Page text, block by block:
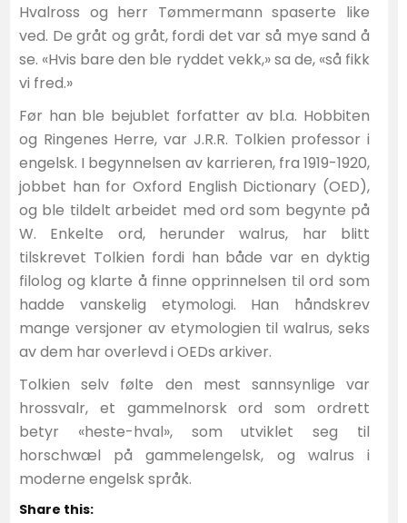
Hvalross og herr Tømmermann spaserte like
ved. De gråt og gråt, fordi det var så mye sand å
se. «Hvis bare den ble ryddet vekk,» sa de, «så fikk
vi fred.»
Før han ble bejublet forfatter av bl.a. Hobbiten
og Ringenes Herre, var J.R.R. Tolkien professor i
engelsk. I begynnelsen av karrieren, fra 1919-1920,
jobbet han for Oxford English Dictionary (OED),
og ble tildelt arbeidet med ord som begynte på
W. Enkelte ord, herunder walrus, har blitt
tilskrevet Tolkien fordi han både var en dyktig
filolog og klarte å finne opprinnelsen til ord som
hadde vanskelig etymologi. Han håndskrev
mange versjoner av etymologien til walrus, seks
av dem har overlevd i OEDs arkiver.
Tolkien selv følte den mest sannsynlige var
hrossvalr, et gammelnorsk ord som ordrett
betyr «heste-hval», som utviklet seg til
horschwæl på gammelengelsk, og walrus i
moderne engelsk språk.
Share this: